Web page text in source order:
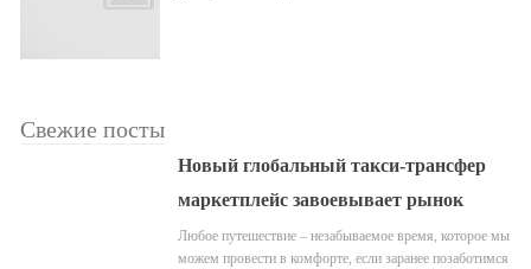
Свежие посты
Новый глобальный такси-трансфер
маркетплейс завоевывает рынок
Любое путешествие – незабываемое время, которое мы
можем провести в комфорте, если заранее позаботимся